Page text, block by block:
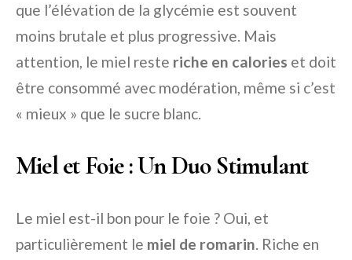
que l’élévation de la glycémie est souvent
moins brutale et plus progressive. Mais
attention, le miel reste riche en calories et doit
être consommé avec modération, même si c’est
« mieux » que le sucre blanc.
Miel et Foie : Un Duo Stimulant
Le miel est-il bon pour le foie ? Oui, et
particulièrement le miel de romarin. Riche en